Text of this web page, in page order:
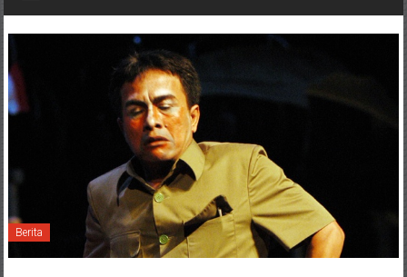
Berita